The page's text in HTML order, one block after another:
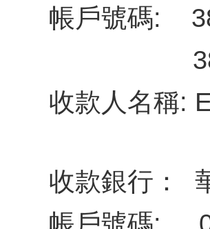
帳戶號碼:
382-
收款人名稱:
收款銀行：